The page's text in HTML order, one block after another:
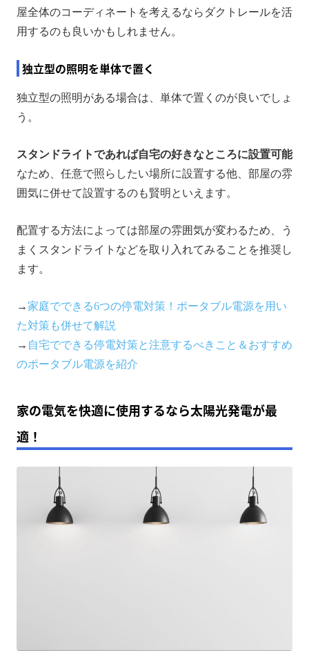
屋全体のコーディネートを考えるならダクトレールを活
用するのも良いかもしれません。
独立型の照明を単体で置く
独立型の照明がある場合は、単体で置くのが良いでしょ
う。
スタンドライトであれば自宅の好きなところに設置可能
なため、任意で照らしたい場所に設置する他、部屋の雰
囲気に併せて設置するのも賢明といえます。
配置する方法によっては部屋の雰囲気が変わるため、う
まくスタンドライトなどを取り入れてみることを推奨し
ます。
→ 家庭でできる6つの停電対策！ポータブル電源を用い
た対策も併せて解説
→ 自宅でできる停電対策と注意するべきこと＆おすすめ
のポータブル電源を紹介
家の電気を快適に使用するなら太陽光発電が最
適！